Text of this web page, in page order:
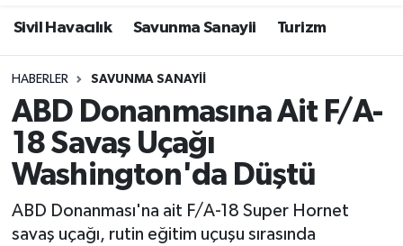
Sivil Havacılık Savunma Sanayii Turizm
HABERLER SAVUNMA SANAYII
ABD Donanmasına Ait F/A-
18 Savaş Uçağı
Washington'da Düştü
ABD Donanması'na ait F/A-18 Super Hornet
savaş uçağı, rutin eğitim uçuşu sırasında